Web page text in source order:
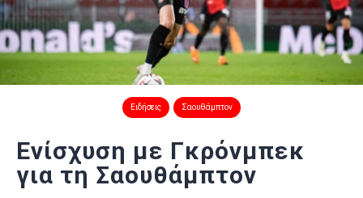
Ειδήσεις Σαουθάμπτον
Ενίσχυση με Γκρόνμπεκ
για τη Σαουθάμπτον